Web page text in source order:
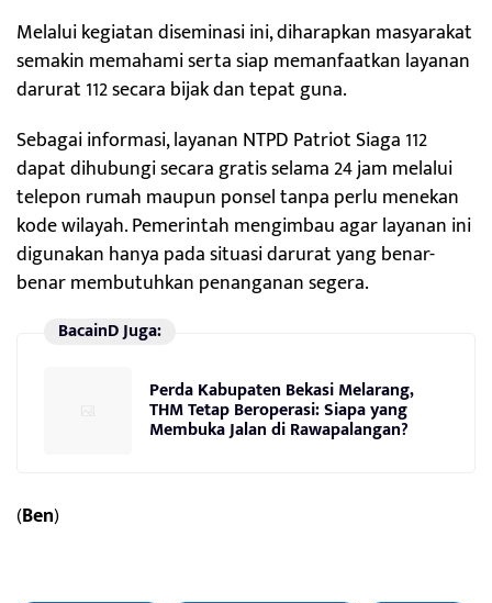
Melalui kegiatan diseminasi ini, diharapkan masyarakat
semakin memahami serta siap memanfaatkan layanan
darurat 112 secara bijak dan tepat guna.
Sebagai informasi, layanan NTPD Patriot Siaga 112
dapat dihubungi secara gratis selama 24 jam melalui
telepon rumah maupun ponsel tanpa perlu menekan
kode wilayah. Pemerintah mengimbau agar layanan ini
digunakan hanya pada situasi darurat yang benar-
benar membutuhkan penanganan segera.
BacainD Juga:
Perda Kabupaten Bekasi Melarang,
THM Tetap Beroperasi: Siapa yang
Membuka Jalan di Rawapalangan?
(Ben)